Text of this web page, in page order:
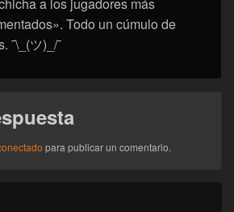
a los jugadores más
Todo un cúmulo de
¯\_(ツ)_/¯
para publicar un comentario.